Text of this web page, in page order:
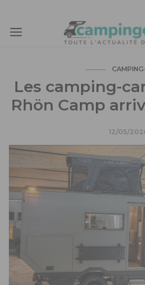
Les camping-
Rhön Camp
12/05/